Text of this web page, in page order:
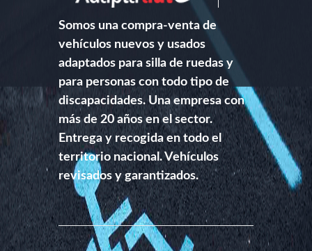
Somos una compra-venta de
vehículos nuevos y usados
adaptados para silla de ruedas y
para personas con todo tipo de
discapacidades. Una empresa con
más de 20 años en el sector.
Entrega y recogida en todo el
territorio nacional. Vehículos
revisados y garantizados.